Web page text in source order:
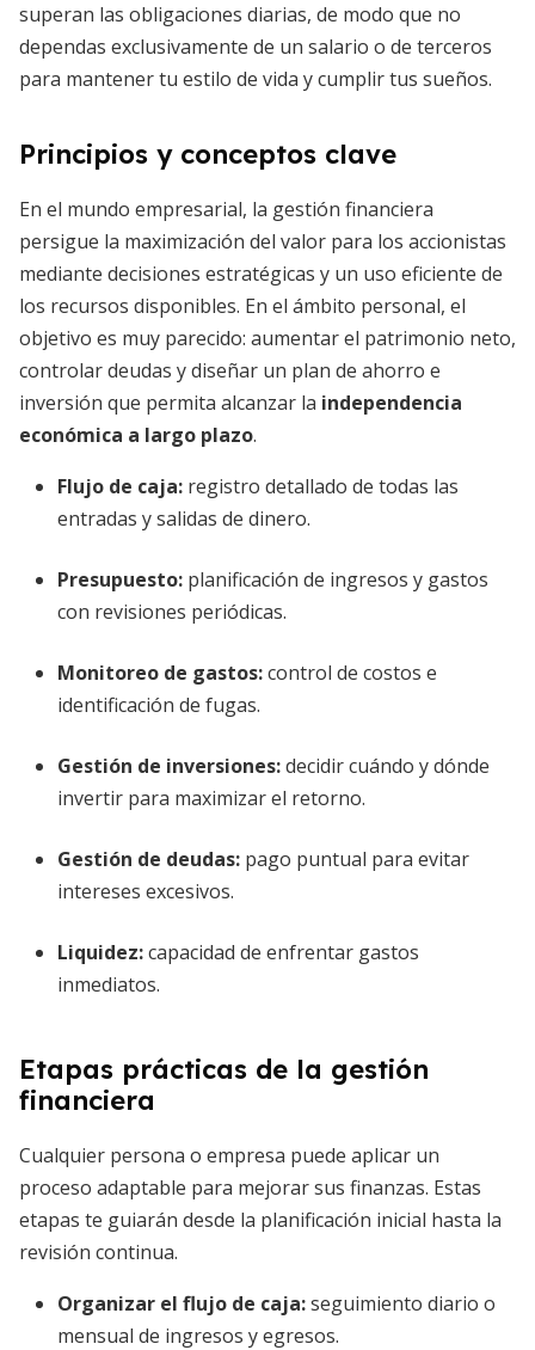
superan las obligaciones diarias, de modo que no
dependas exclusivamente de un salario o de terceros
para mantener tu estilo de vida y cumplir tus sueños.
Principios y conceptos clave
En el mundo empresarial, la gestión financiera
persigue la maximización del valor para los accionistas
mediante decisiones estratégicas y un uso eficiente de
los recursos disponibles. En el ámbito personal, el
objetivo es muy parecido: aumentar el patrimonio neto,
controlar deudas y diseñar un plan de ahorro e
inversión que permita alcanzar la independencia
económica a largo plazo.
Flujo de caja: registro detallado de todas las
entradas y salidas de dinero.
Presupuesto: planificación de ingresos y gastos
con revisiones periódicas.
Monitoreo de gastos:control de costos e
identificación de fugas.
Gestión de inversiones:decidir cuándo y dónde
invertir para maximizar el retorno.
Gestión de deudas: pago puntual para evitar
intereses excesivos.
Liquidez:capacidad de enfrentar gastos
inmediatos.
Etapas prácticas de la gestión
financiera
Cualquier persona o empresa puede aplicar un
proceso adaptable para mejorar sus finanzas. Estas
etapas te guiarán desde la planificación inicial hasta la
revisión continua.
Organizar el flujo de caja:seguimiento diario o
mensual de ingresos y egresos.